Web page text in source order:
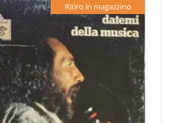
Ritiro in magazzino